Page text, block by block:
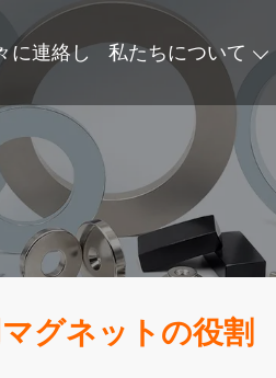
に連絡し 私たちについて
グネットの役割